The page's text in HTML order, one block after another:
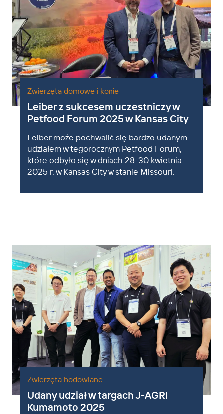
Leiber z sukcesem uczestniczy w
Petfood Forum 2025 w Kansas City
Leiber może pochwalić się bardzo udanym
udziałem w tegorocznym Petfood Forum,
które odbyło się w dniach 28-30 kwietnia
2025 r. w Kansas City w stanie Missouri.
Zwierzęta domowe i konie
Udany udział w targach J-AGRI
Kumamoto 2025
Zwierzęta hodowlane